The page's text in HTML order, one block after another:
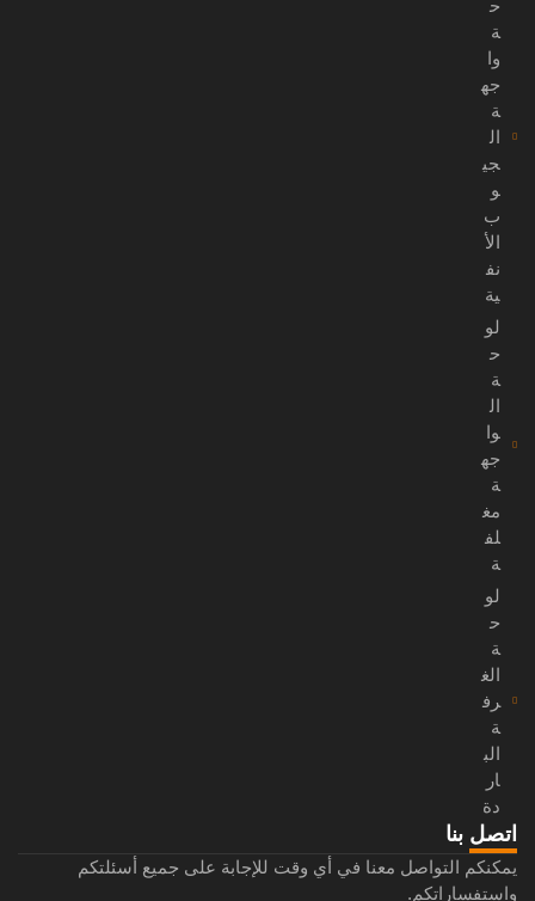
ح
ة
وا
جه
ة
ال
جي
و
ب
الأ
نف
ية
لو
ح
ة
ال
وا
جه
ة
مغ
لف
ة
لو
ح
ة
الغ
رف
ة
الب
ار
دة
اتصل بنا
يمكنكم التواصل معنا في أي وقت للإجابة على جميع أسئلتكم
واستفساراتكم.